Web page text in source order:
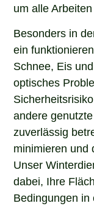
um alle
Besonders in
ein
Schnee, Eis
optisches
andere
zuverlässig
minimieren und
Unser
dabei, Ihre
Bedingungen in